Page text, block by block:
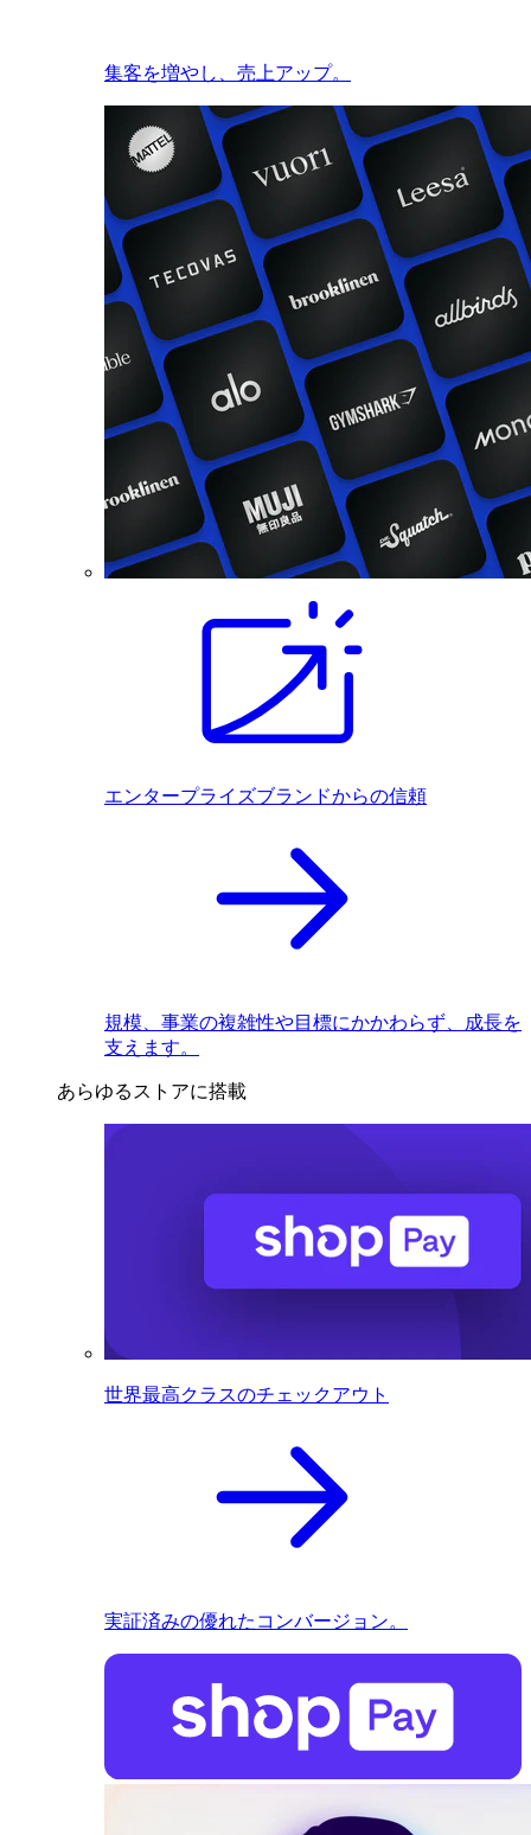
集客を増やし、売上アップ。
エンタープライズブランドからの信頼
規模、事業の複雑性や目標にかかわらず、成長を
支えます。
あらゆるストアに搭載
世界最高クラスのチェックアウト
実証済みの優れたコンバージョン。